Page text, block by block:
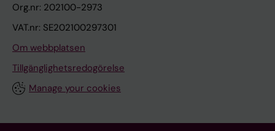
Org.nr: 202100-2973
VAT.nr: SE202100297301
Om webbplatsen
Tillgänglighetsredogörelse
Manage your cookies